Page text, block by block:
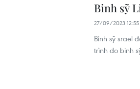
Binh sỹ
27/09/2023 12:55
Binh sỹ srael
trình do binh